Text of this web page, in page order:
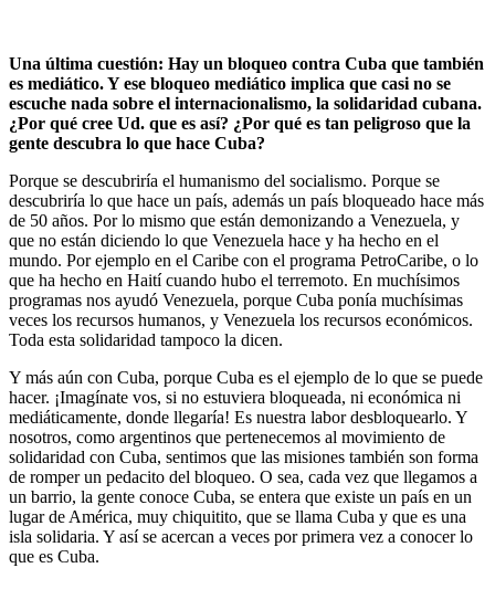
Una última cuestión: Hay un bloqueo contra Cuba que también
es mediático. Y ese bloqueo mediático implica que casi no se
escuche nada sobre el internacionalismo, la solidaridad cubana.
¿Por qué cree Ud. que es así? ¿Por qué es tan peligroso que la
gente descubra lo que hace Cuba?
Porque se descubriría el humanismo del socialismo. Porque se
descubriría lo que hace un país, además un país bloqueado hace más
de 50 años. Por lo mismo que están demonizando a Venezuela, y
que no están diciendo lo que Venezuela hace y ha hecho en el
mundo. Por ejemplo en el Caribe con el programa PetroCaribe, o lo
que ha hecho en Haití cuando hubo el terremoto. En muchísimos
programas nos ayudó Venezuela, porque Cuba ponía muchísimas
veces los recursos humanos, y Venezuela los recursos económicos.
Toda esta solidaridad tampoco la dicen.
Y más aún con Cuba, porque Cuba es el ejemplo de lo que se puede
hacer. ¡Imagínate vos, si no estuviera bloqueada, ni económica ni
mediáticamente, donde llegaría! Es nuestra labor desbloquearlo. Y
nosotros, como argentinos que pertenecemos al movimiento de
solidaridad con Cuba, sentimos que las misiones también son forma
de romper un pedacito del bloqueo. O sea, cada vez que llegamos a
un barrio, la gente conoce Cuba, se entera que existe un país en un
lugar de América, muy chiquitito, que se llama Cuba y que es una
isla solidaria. Y así se acercan a veces por primera vez a conocer lo
que es Cuba.